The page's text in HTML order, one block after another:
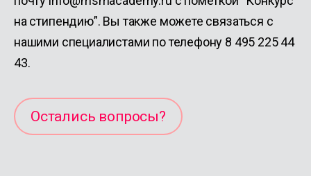
на стипендию”. Вы также можете связаться с
нашими специалистами по телефону 8 495 225 44
43.
Остались вопросы?